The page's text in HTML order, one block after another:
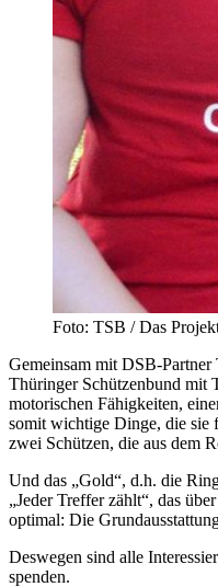
Foto: TSB / Das
Gemeinsam mit DSB-
Thüringer Schützenbund mit
motorischen Fähigkeiten,
somit wichtige Dinge, die sie
zwei Schützen, die aus dem
Und das „Gold“, d.h. die
„Jeder Treffer zählt“, das
optimal: Die
Deswegen sind alle
spenden.